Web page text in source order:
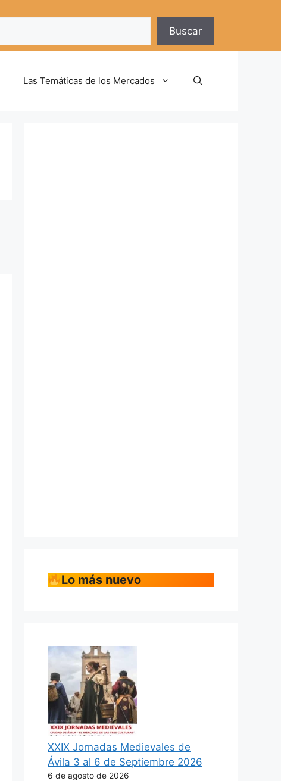
Buscar
Las Temáticas de los Mercados
Lo más nuevo
XXIX Jornadas Medievales de
Ávila 3 al 6 de Septiembre 2026
6 de agosto de 2026